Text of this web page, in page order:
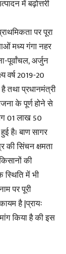
में बढ़ोत्तरी
पर पूरा
मध्य गंगा नहर
पूर्वांचल, अर्जुन
वर्ष 2019-20
है तथा प्रधानमंत्री
के पूर्ण होने से
01 लाख 50
है। बाण सागर
की सिंचन क्षमता
की
स्थिति में भी
पर पूरी
है |प्रायः
किया है की इस